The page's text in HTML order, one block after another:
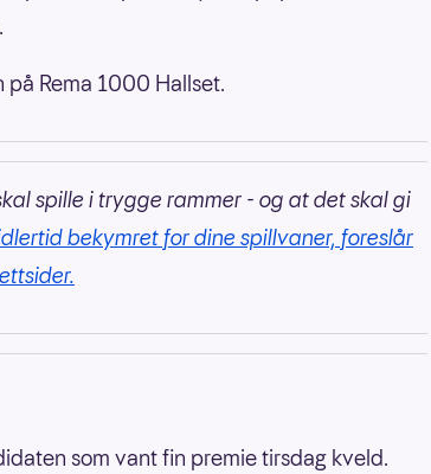
Rema 1000 Hallset.
spille i trygge rammer - og at det skal gi
bekymret for dine spillvaner, foreslår
som vant fin premie tirsdag kveld.